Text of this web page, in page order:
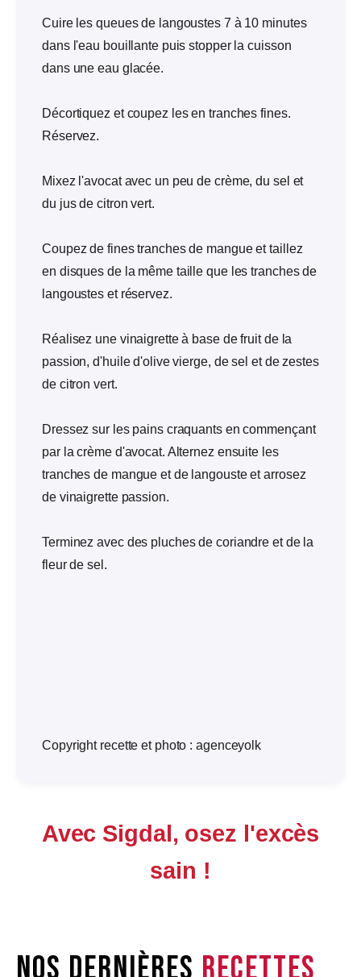
Cuire les queues de langoustes 7 à 10 minutes
dans l'eau bouillante puis stopper la cuisson
dans une eau glacée.
Décortiquez et coupez les en tranches fines.
Réservez.
Mixez l'avocat avec un peu de crème, du sel et
du jus de citron vert.
Coupez de fines tranches de mangue et taillez
en disques de la même taille que les tranches de
langoustes et réservez.
Réalisez une vinaigrette à base de fruit de la
passion, d'huile d'olive vierge, de sel et de zestes
de citron vert.
Dressez sur les pains craquants en commençant
par la crème d'avocat. Alternez ensuite les
tranches de mangue et de langouste et arrosez
de vinaigrette passion.
Terminez avec des pluches de coriandre et de la
fleur de sel.
Copyright recette et photo : agenceyolk
Avec Sigdal, osez l'excès
sain !